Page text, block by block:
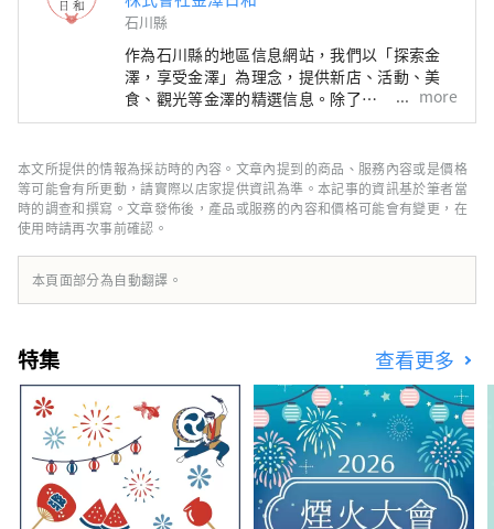
石川縣
作為石川縣的地區信息網站，我們以「探索金
澤，享受金澤」為理念，提供新店、活動、美
食、觀光等金澤的精選信息。除了
「SmartNews」、「goo news」等日本國內媒
等海外媒體合作，向世界廣泛傳播石川縣的魅
力。
more
本文所提供的情報為採訪時的內容。文章內提到的商品、服務內容或是價格
等可能會有所更動，請實際以店家提供資訊為準。本記事的資訊基於筆者當
時的調查和撰寫。文章發佈後，產品或服務的內容和價格可能會有變更，在
使用時請再次事前確認。
本頁面部分為自動翻譯。
特集 查看更多